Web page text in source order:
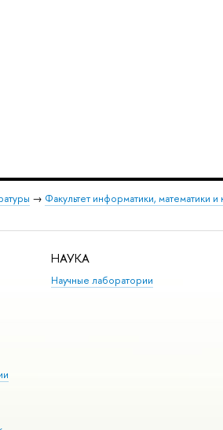
→ Факультет информатики,
НАУКА
Научные лаборатории